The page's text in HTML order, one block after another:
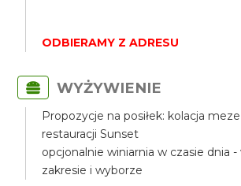
ODBIERAMY Z ADRESU
WYŻYWIENIE
Propozycje na posiłek: kolacja
restauracji Sunset
opcjonalnie winiarnia w czasie dnia -
zakresie i wyborze